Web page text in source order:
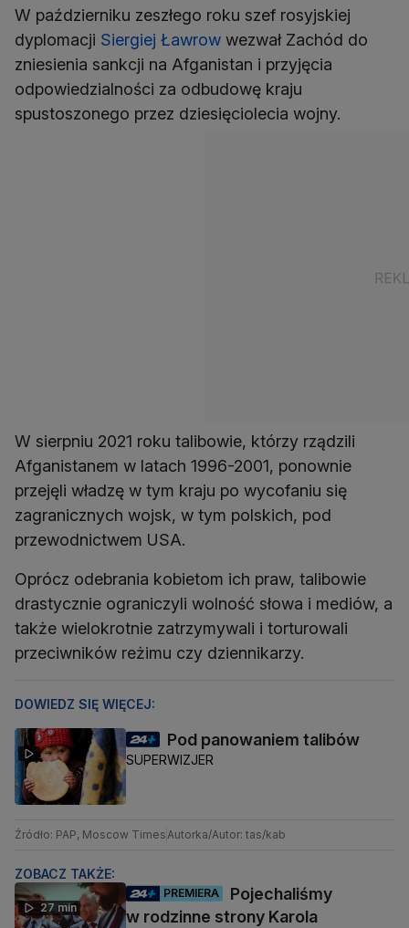
W październiku zeszłego roku szef rosyjskiej
dyplomacji Siergiej Ławrow wezwał Zachód do
zniesienia sankcji na Afganistan i przyjęcia
odpowiedzialności za odbudowę kraju
spustoszonego przez dziesięciolecia wojny.
W sierpniu 2021 roku talibowie, którzy rządzili
Afganistanem w latach 1996-2001, ponownie
przejęli władzę w tym kraju po wycofaniu się
zagranicznych wojsk, w tym polskich, pod
przewodnictwem USA.
Oprócz odebrania kobietom ich praw, talibowie
drastycznie ograniczyli wolność słowa i mediów, a
także wielokrotnie zatrzymywali i torturowali
przeciwników reżimu czy dziennikarzy.
DOWIEDZ SIĘ WIĘCEJ:
Pod panowaniem talibów
SUPERWIZJER
Źródło: PAP, Moscow Times Autorka/Autor: tas/kab
ZOBACZ TAKŻE:
27 min
PREMIERA
Pojechaliśmy
w rodzinne strony Karola